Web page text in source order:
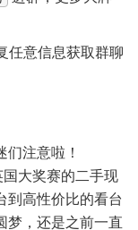
任意信息获取群聊
注意啦！
大奖赛的二手现
到高性价比的看台
梦，还是之前一直